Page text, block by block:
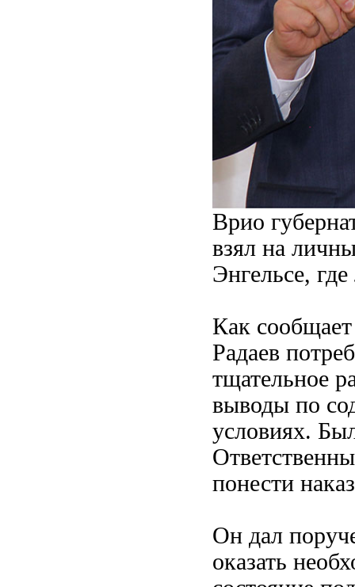
Врио
взял на
Энгельсе,
Как
Радаев
тщательное
выводы по
условиях.
понести
Он дал
оказать